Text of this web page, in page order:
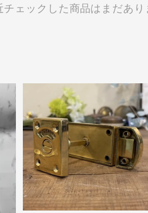
チェックした商品はまだあり